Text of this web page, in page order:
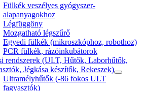
Fülkék veszélyes gyógyszer-
alapanyagokhoz
Légfüggöny
Mozgatható légszűrő
Egyedi fülkék (mikroszkóphoz, robothoz)
PCR fülkék, rázóinkubátorok
rendszerek (ULT, Hűtők, Laborhűtők,
Jégkása készítők, Rekeszek)
Ultramélyhűtők (-86 fokos ULT
fagyasztók)